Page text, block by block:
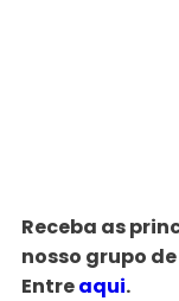
Receba as
nosso grupo
Entreaqui.